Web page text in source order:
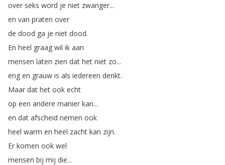
over seks word je niet zwanger...
en van praten over
de dood ga je niet dood.
En heel graag wil ik aan
mensen laten zien dat het niet zo...
eng en grauw is als iedereen denkt.
Maar dat het ook echt
op een andere manier kan...
en dat afscheid nemen ook
heel warm en heel zacht kan zijn.
Er komen ook wel
mensen bij mij die...